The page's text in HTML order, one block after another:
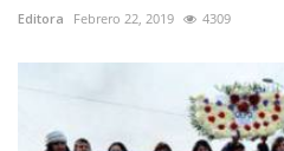
Editora Febrero 22, 2019 4309